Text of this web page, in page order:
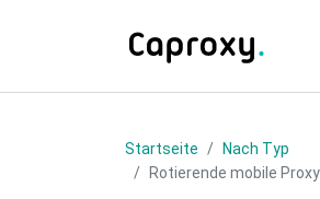
Startseite
Nach Typ
Rotierende mobile